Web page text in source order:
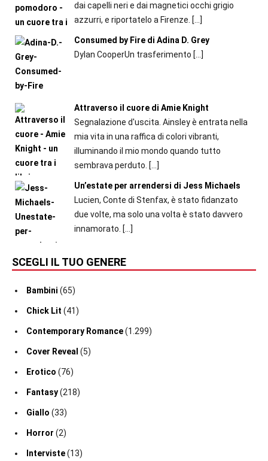
dai capelli neri e dai magnetici occhi grigio
azzurri, e riportatelo a Firenze. […]
Consumed by Fire di Adina D. Grey
Dylan CooperUn trasferimento […]
Attraverso il cuore di Amie Knight
Segnalazione d'uscita. Ainsley è entrata nella
mia vita in una raffica di colori vibranti,
illuminando il mio mondo quando tutto
sembrava perduto. […]
Un’estate per arrendersi di Jess Michaels
Lucien, Conte di Stenfax, è stato fidanzato
due volte, ma solo una volta è stato davvero
innamorato. […]
SCEGLI IL TUO GENERE
Bambini (65)
Chick Lit (41)
Contemporary Romance(1.299)
Cover Reveal (5)
Erotico (76)
Fantasy(218)
Giallo (33)
Horror (2)
Interviste(13)